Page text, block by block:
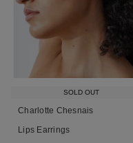
SOLD OUT
Charlotte Chesnais
Lips Earrings